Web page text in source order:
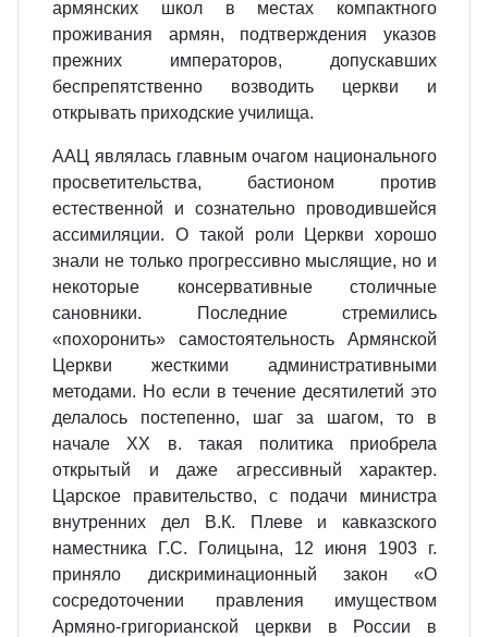
армянских школ в местах компактного
проживания армян, подтверждения указов
прежних императоров, допускавших
беспрепятственно возводить церкви и
открывать приходские училища.
ААЦ являлась главным очагом национального
просветительства, бастионом против
естественной и сознательно проводившейся
ассимиляции. О такой роли Церкви хорошо
знали не только прогрессивно мыслящие, но и
некоторые консервативные столичные
сановники. Последние стремились
«похоронить» самостоятельность Армянской
Церкви жесткими административными
методами. Но если в течение десятилетий это
делалось постепенно, шаг за шагом, то в
начале XX в. такая политика приобрела
открытый и даже агрессивный характер.
Царское правительство, с подачи министра
внутренних дел В.К. Плеве и кавказского
наместника Г.С. Голицына, 12 июня 1903 г.
приняло дискриминационный закон «О
сосредоточении правления имуществом
Армяно-григорианской церкви в России в